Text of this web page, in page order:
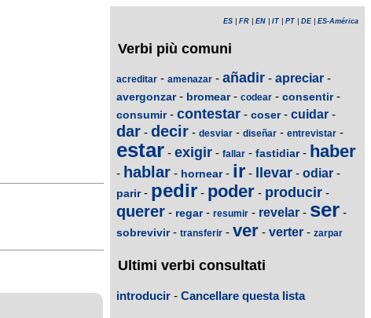
ES FR EN IT PT DE| ES-América
Verbi più comuni
acreditar - amenazar - añadir - apreciar -
avergonzar- bromear- codear - consentir-
consumir- contestar - coser- cuidar -
dar - decir - desviar - diseñar - entrevistar -
estar - exigir - fallar - fastidiar- haber
- hablar - hornear- ir - llevar - odiar -
parir- pedir - poder - producir -
querer - regar- resumir - revelar - ser -
sobrevivir- transferir - ver - verter - zarpar
Ultimi verbi consultati
introducir - Cancellare questa lista